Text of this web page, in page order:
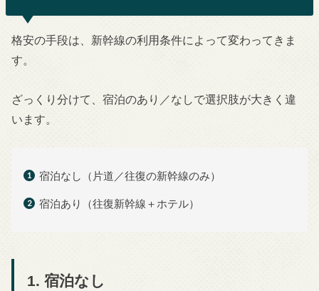
格安の手段は、新幹線の利用条件によって変わってきま
す。
ざっくり分けて、宿泊のあり／なしで選択肢が大きく違
います。
宿泊なし（片道／往復の新幹線のみ）
宿泊あり（往復新幹線＋ホテル）
1. 宿泊なし